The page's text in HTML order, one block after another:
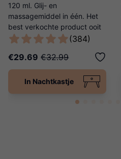
120 ml. Glij- en
massagemiddel in één. Het
best verkochte product ooit
van Ladies Night! (384)
€29.69 €32.99
In Nachtkastje